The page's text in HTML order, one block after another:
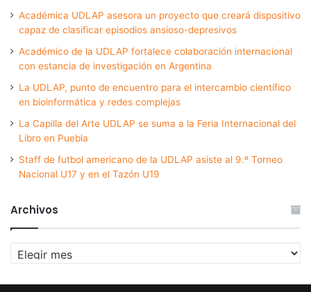
Académica UDLAP asesora un proyecto que creará dispositivo
capaz de clasificar episodios ansioso-depresivos
Académico de la UDLAP fortalece colaboración internacional
con estancia de investigación en Argentina
La UDLAP, punto de encuentro para el intercambio científico
en bioinformática y redes complejas
La Capilla del Arte UDLAP se suma a la Feria Internacional del
Libro en Puebla
Staff de futbol americano de la UDLAP asiste al 9.º Torneo
Nacional U17 y en el Tazón U19
Archivos
Archivos